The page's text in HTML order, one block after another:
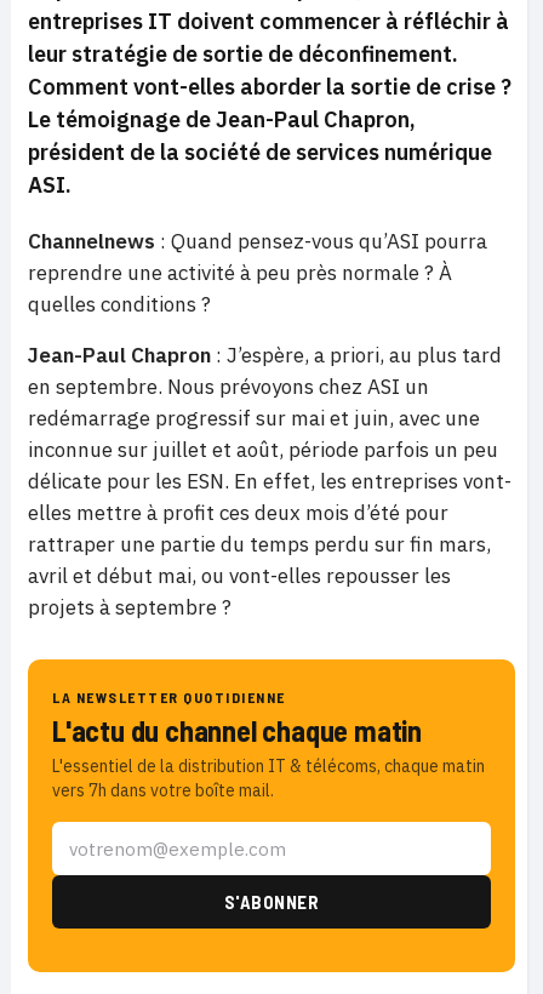
entreprises IT doivent commencer à réfléchir à
leur stratégie de sortie de déconfinement.
Comment vont-elles aborder la sortie de crise ?
Le témoignage de Jean-Paul Chapron,
président de la société de services numérique
ASI.
Channelnews : Quand pensez-vous qu’ASI pourra
reprendre une activité à peu près normale ? À
quelles conditions ?
Jean-Paul Chapron : J’espère, a priori, au plus tard
en septembre. Nous prévoyons chez ASI un
redémarrage progressif sur mai et juin, avec une
inconnue sur juillet et août, période parfois un peu
délicate pour les ESN. En effet, les entreprises vont-
elles mettre à profit ces deux mois d’été pour
rattraper une partie du temps perdu sur fin mars,
avril et début mai, ou vont-elles repousser les
projets à septembre ?
LA NEWSLETTER QUOTIDIENNE
L'actu du channel chaque matin
L'essentiel de la distribution IT & télécoms, chaque matin
vers 7h dans votre boîte mail.